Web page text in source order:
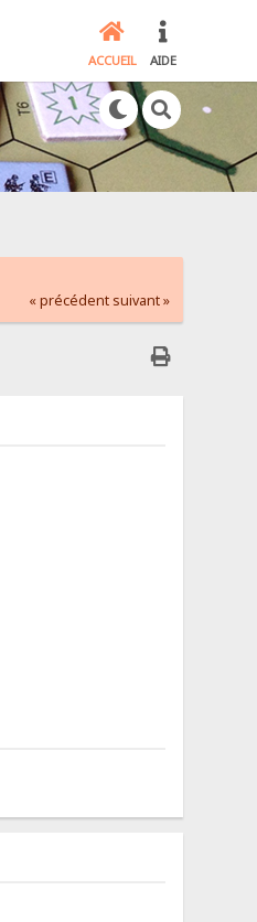
ACCUEIL AIDE
« précédent suivant »